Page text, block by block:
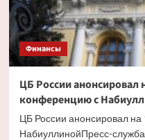
Финансы
ЦБ России анонсировал
конференцию с
ЦБ России анонсировал
НабиуллинойПресс-